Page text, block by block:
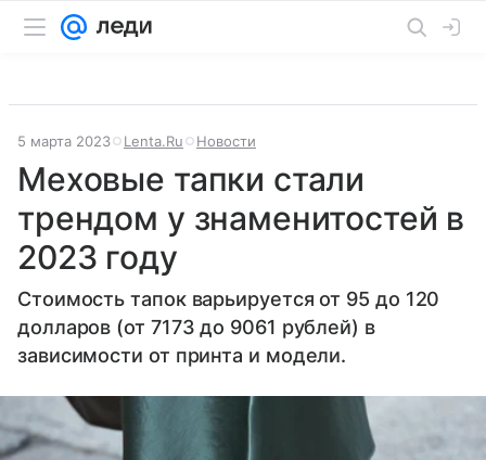
5 марта 2023 Lenta.Ru Новости
Меховые тапки стали
трендом у знаменитостей в
2023 году
Стоимость тапок варьируется от 95 до 120
долларов (от 7173 до 9061 рублей) в
зависимости от принта и модели.